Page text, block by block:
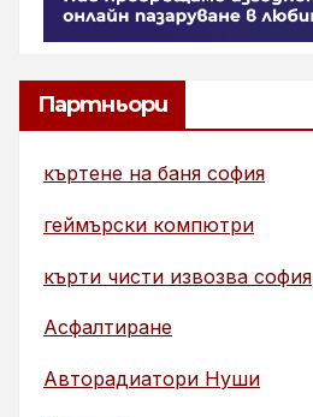
Партньори
къртене на баня софия
геймърски компютри
кърти чисти извозва софия
Асфалтиране
Авторадиатори Нуши